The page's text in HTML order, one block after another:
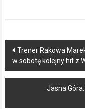
Post
navigation
Trener Rakowa
w sobotę kolejny hit z
Jasna